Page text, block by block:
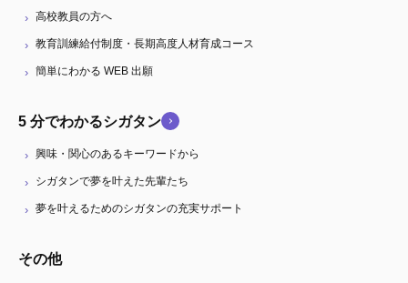
高校教員の方へ
教育訓練給付制度・長期高度人材育成コース
簡単にわかる WEB 出願
5 分でわかるシガタン
興味・関心のあるキーワードから
シガタンで夢を叶えた先輩たち
夢を叶えるためのシガタンの充実サポート
その他